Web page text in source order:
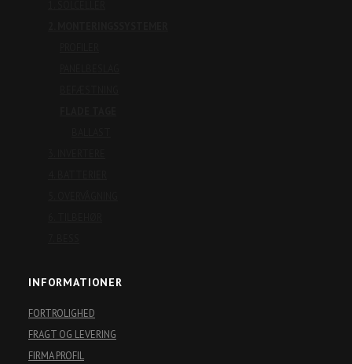
INFORMATIONER
FORTROLIGHED
FRAGT OG LEVERING
FIRMA PROFIL